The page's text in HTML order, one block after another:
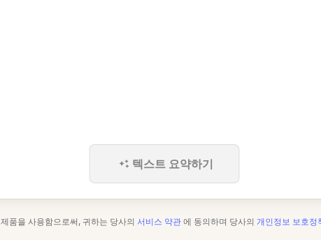
텍스트 요약하기
제품을 사용함으로써, 귀하는 당사의 서비스 약관 에 동의하며 당사의 개인정보 보호정